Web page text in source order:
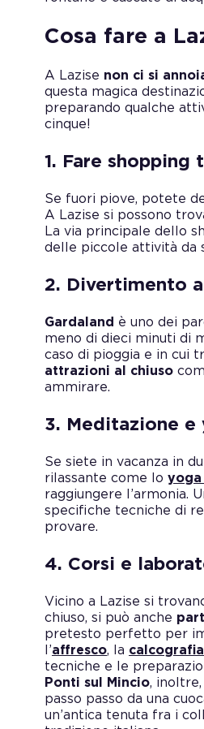
Cosa fare a
A Lazise non ci si
questa magica
preparando qualche
cinque!
1. Fare
Se fuori piove, potete
A Lazise si possono
La via principale dello
delle piccole attività da
2. Divertimento
Gardaland è uno dei
meno di dieci minuti di
caso di pioggia e in cui
attrazioni al chiuso
ammirare.
3. Meditazione
Se siete in vacanza in
rilassante come lo
raggiungere l’armonia.
specifiche tecniche di
provare.
4. Corsi e
Vicino a Lazise si
chiuso, si può anche
pretesto perfetto per
l’affresco, la calcografia
tecniche e le
Ponti sul Mincio, inoltre,
passo passo da una
un’antica tenuta fra i